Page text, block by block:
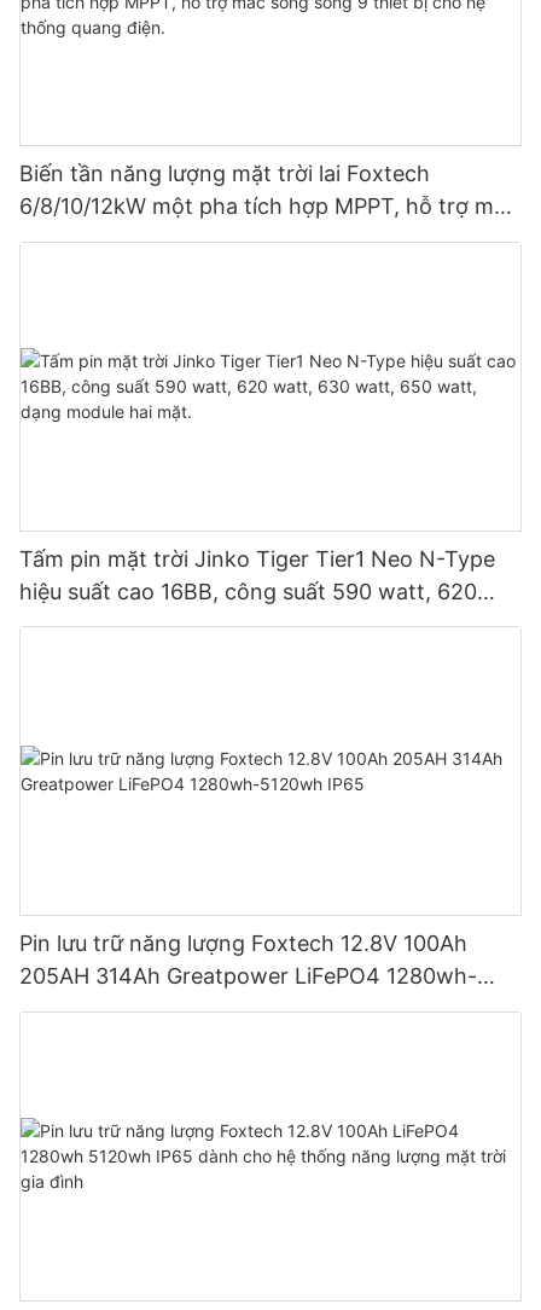
Biến tần năng lượng mặt trời lai Foxtech
6/8/10/12kW một pha tích hợp MPPT, hỗ trợ mắc
song song 9 thiết bị cho hệ thống quang điện.
Tấm pin mặt trời Jinko Tiger Tier1 Neo N-Type
hiệu suất cao 16BB, công suất 590 watt, 620
watt, 630 watt, 650 watt, dạng module hai mặt.
Pin lưu trữ năng lượng Foxtech 12.8V 100Ah
205AH 314Ah Greatpower LiFePO4 1280wh-
5120wh IP65